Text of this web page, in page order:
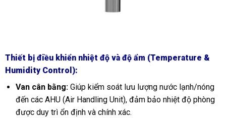
Thiết bị điều khiển nhiệt độ và độ ẩm (Temperature &
Humidity Control):
Van cân bằng:Giúp kiểm soát lưu lượng nước lạnh/nóng
đến các AHU (Air Handling Unit), đảm bảo nhiệt độ phòng
được duy trì ổn định và chính xác.